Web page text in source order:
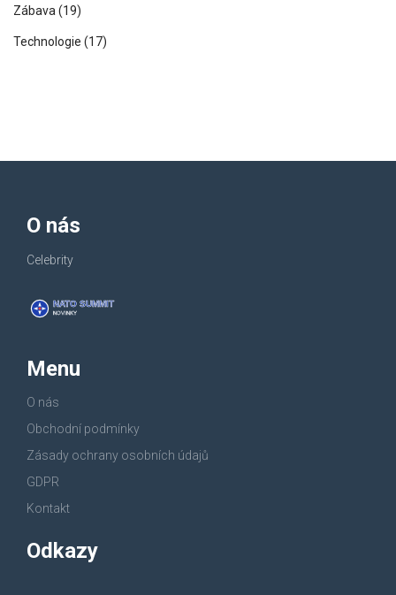
Zábava(19)
Technologie (17)
O nás
Celebrity
Menu
O nás
Obchodní podmínky
Zásady ochrany osobních údajů
GDPR
Kontakt
Odkazy